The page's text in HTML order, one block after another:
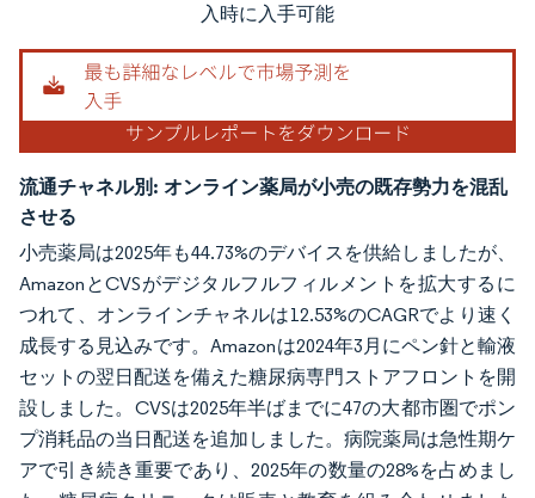
入時に入手可能
流通チャネル別: オンライン薬局が小売の既存勢力を混乱
させる
小売薬局は2025年も44.73%のデバイスを供給しましたが、
AmazonとCVSがデジタルフルフィルメントを拡大するに
つれて、オンラインチャネルは12.53%のCAGRでより速く
成長する見込みです。Amazonは2024年3月にペン針と輸液
セットの翌日配送を備えた糖尿病専門ストアフロントを開
設しました。CVSは2025年半ばまでに47の大都市圏でポン
プ消耗品の当日配送を追加しました。病院薬局は急性期ケ
アで引き続き重要であり、2025年の数量の28%を占めまし